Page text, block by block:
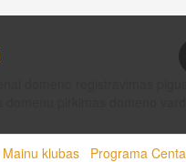
Mainu klubas Programa